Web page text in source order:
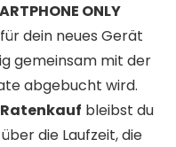
ONLY
dein neues Gerät
gemeinsam mit der
abgebucht wird.
bleibst du
die Laufzeit, die